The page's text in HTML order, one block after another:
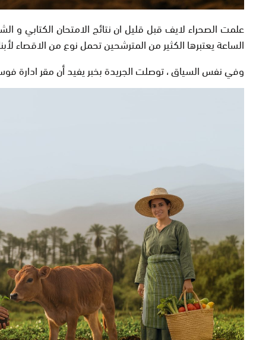
علمت الصحراء لايف قبل قليل ان نتائج الامتحان الكتابي
الساعة يعتبرها الكثير من المترشحين تحمل نوع من الاقصاء
وفي نفس السياق ، توصلت الجريدة بخبر يفيد أن مقر ادارة